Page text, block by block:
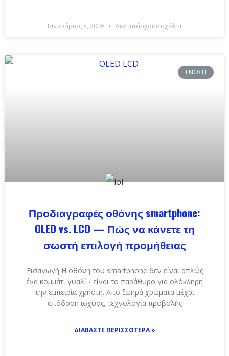
Ιανουάριος 5, 2026 Δεν υπάρχουν σχόλια
ΓΝΏΣΗ
Προδιαγραφές οθόνης smartphone:
OLED vs. LCD — Πώς να κάνετε τη
σωστή επιλογή προμήθειας
Εισαγωγή Η οθόνη του smartphone δεν είναι απλώς
ένα κομμάτι γυαλί - είναι το παράθυρο για ολόκληρη
την εμπειρία χρήστη. Από ζωηρά χρώματα μέχρι
απόδοση ισχύος, τεχνολογία προβολής
ΔΙΑΒΆΣΤΕ ΠΕΡΙΣΣΌΤΕΡΑ »